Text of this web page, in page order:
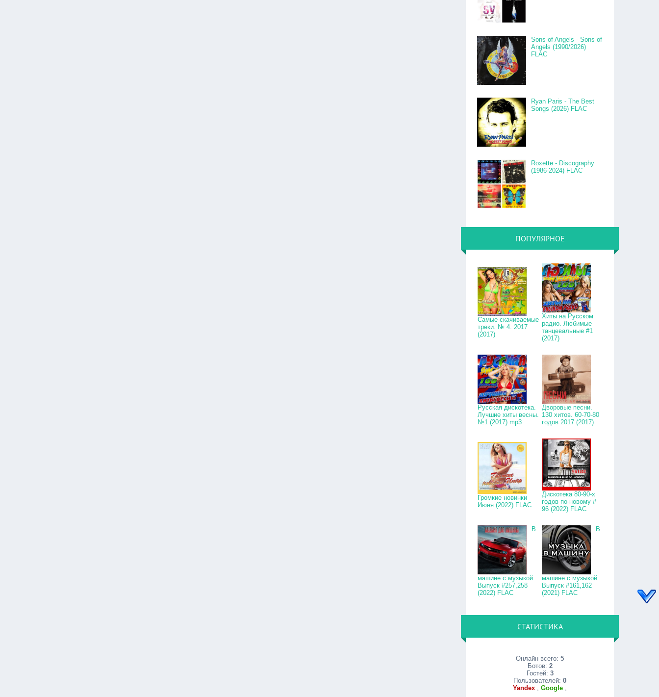
Sons of Angels - Sons of
Angels (1990/2026)
FLAC
Ryan Paris - The Best
Songs (2026) FLAC
Roxette - Discography
(1986-2024) FLAC
ПОПУЛЯРНОЕ
Самые скачиваемые
треки. № 4. 2017
(2017)
Хиты на Русском
радио. Любимые
танцевальные #1
(2017)
Русская дискотека.
Лучшие хиты весны.
№1 (2017) mp3
Дворовые песни.
130 хитов. 60-70-80
годов 2017 (2017)
Громкие новинки
Июня (2022) FLAC
Дискотека 80-90-х
годов по-новому #
96 (2022) FLAC
В
машине с музыкой
Выпуск #257,258
(2022) FLAC
В
машине с музыкой
Выпуск #161,162
(2021) FLAC
СТАТИСТИКА
Онлайн всего:5
Ботов: 2
Гостей: 3
Пользователей:0
Yandex ,Google ,